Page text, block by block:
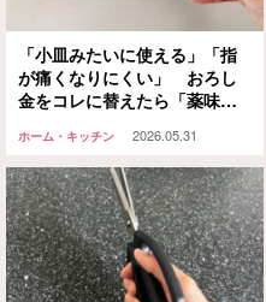
「小皿みたいに使える」「指
が痛くなりにくい」 おろし
金をコレに替えたら「薬味を
ホーム・キッチン 2026.05.31